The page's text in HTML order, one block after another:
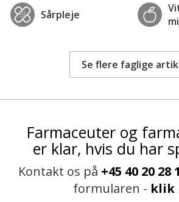
Sårpleje
Se flere faglige
Farmaceuter og
er klar, hvis du har
Kontakt os på +45 40 20 28
formularen - klik